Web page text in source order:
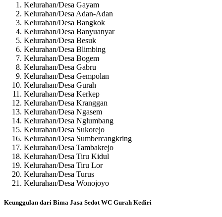
Kelurahan/Desa Gayam
Kelurahan/Desa Adan-Adan
Kelurahan/Desa Bangkok
Kelurahan/Desa Banyuanyar
Kelurahan/Desa Besuk
Kelurahan/Desa Blimbing
Kelurahan/Desa Bogem
Kelurahan/Desa Gabru
Kelurahan/Desa Gempolan
Kelurahan/Desa Gurah
Kelurahan/Desa Kerkep
Kelurahan/Desa Kranggan
Kelurahan/Desa Ngasem
Kelurahan/Desa Nglumbang
Kelurahan/Desa Sukorejo
Kelurahan/Desa Sumbercangkring
Kelurahan/Desa Tambakrejo
Kelurahan/Desa Tiru Kidul
Kelurahan/Desa Tiru Lor
Kelurahan/Desa Turus
Kelurahan/Desa Wonojoyo
Keunggulan dari Bima Jasa Sedot WC Gurah Kediri